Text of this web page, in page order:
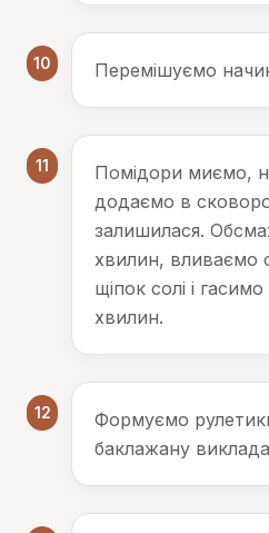
10 Перемішуємо
11
Помідори миємо,
додаємо в
залишилася.
хвилин, вливаємо
щіпок солі і
хвилин.
12
Формуємо
баклажану